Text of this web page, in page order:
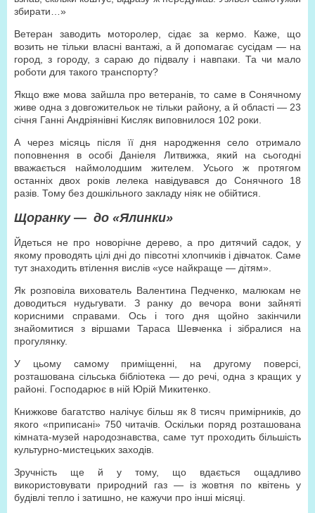
збирати…»
Ветеран заводить моторолер, сідає за кермо. Каже, що
возить не тільки власні вантажі, а й допомагає сусідам — на
город, з городу, з сараю до підвалу і навпаки. Та чи мало
роботи для такого транспорту?
Якщо вже мова зайшла про ветеранів, то саме в Сонячному
живе одна з довгожительок не тільки району, а й області — 23
січня Ганні Андріянівні Кисляк виповнилося 102 роки.
А через місяць після її дня народження село отримало
поповнення в особі Даніеля Литвижка, який на сьогодні
вважається наймолодшим жителем. Усього ж протягом
останніх двох років лелека навідувався до Сонячного 18
разів. Тому без дошкільного закладу ніяк не обійтися.
Щоранку — до «Ялинки»
Йдеться не про новорічне дерево, а про дитячий садок, у
якому проводять цілі дні до півсотні хлопчиків і дівчаток. Саме
тут знаходить втілення вислів «усе найкраще — дітям».
Як розповіла вихователь Валентина Педченко, малюкам не
доводиться нудьгувати. З ранку до вечора вони зайняті
корисними справами. Ось і того дня щойно закінчили
знайомитися з віршами Тараса Шевченка і зібралися на
прогулянку.
У цьому самому приміщенні, на другому поверсі,
розташована сільська бібліотека — до речі, одна з кращих у
районі. Господарює в ній Юрій Микитенко.
Книжкове багатство налічує більш як 8 тисяч примірників, до
якого «приписані» 750 читачів. Оскільки поряд розташована
кімната-музей народознавства, саме тут проходить більшість
культурно-мистецьких заходів.
Зручність ще й у тому, що вдається ощадливо
використовувати природний газ — із жовтня по квітень у
будівлі тепло і затишно, не кажучи про інші місяці.